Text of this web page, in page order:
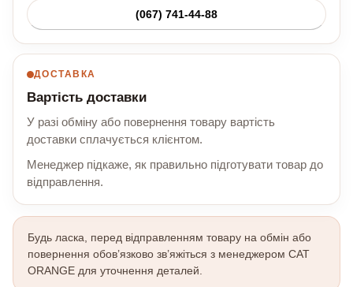
(067) 741-44-88
ДОСТАВКА
Вартість доставки
У разі обміну або повернення товару вартість
доставки сплачується клієнтом.
Менеджер підкаже, як правильно підготувати товар до
відправлення.
Будь ласка, перед відправленням товару на обмін або
повернення обов’язково зв’яжіться з менеджером CAT
ORANGE для уточнення деталей.